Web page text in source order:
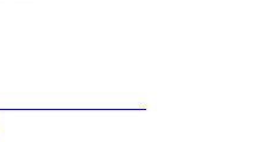
NEW!